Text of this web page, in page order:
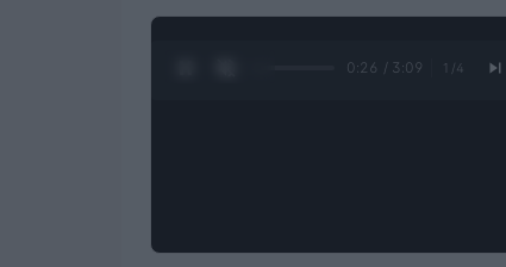
0:27 / 3:09 1 /4